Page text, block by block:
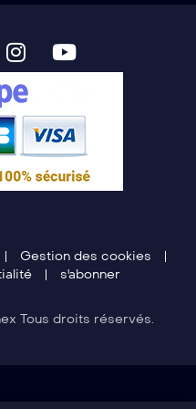
Gestion des cookies
s'abonner
Tous droits réservés.